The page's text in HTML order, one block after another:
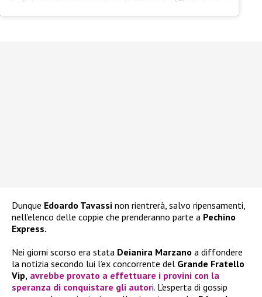
Dunque Edoardo Tavassi non rientrerà, salvo ripensamenti,
nell’elenco delle coppie che prenderanno parte a Pechino
Express.
Nei giorni scorso era stata Deianira Marzano a diffondere
la notizia secondo lui l’ex concorrente del Grande Fratello
Vip, avrebbe provato a effettuare i provini con la
speranza di conquistare gli autori. L’esperta di gossip